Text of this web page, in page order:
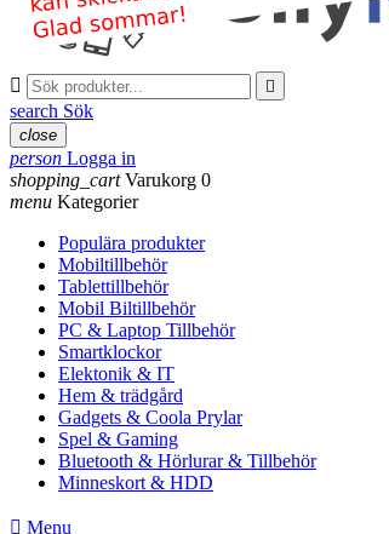
 
search Sök
close
person Logga in
shopping_cart Varukorg 0
menu Kategorier
Populära produkter
Mobiltillbehör
Tablettillbehör
Mobil Biltillbehör
PC & Laptop Tillbehör
Smartklockor
Elektonik & IT
Hem & trädgård
Gadgets & Coola Prylar
Spel & Gaming
Bluetooth & Hörlurar & Tillbehör
Minneskort & HDD
 Menu